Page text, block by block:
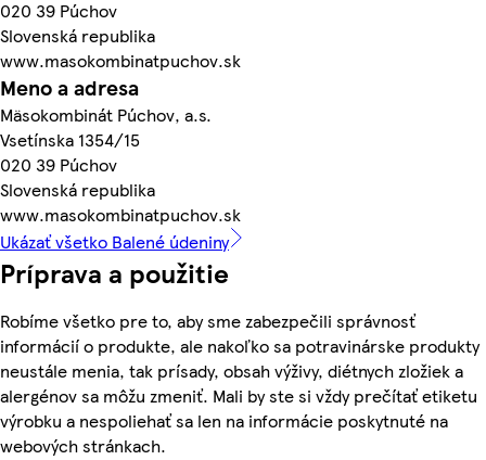
020 39 Púchov
Slovenská republika
www.masokombinatpuchov.sk
Meno a adresa
Mäsokombinát Púchov, a.s.
Vsetínska 1354/15
020 39 Púchov
Slovenská republika
www.masokombinatpuchov.sk
Ukázať všetko Balené údeniny
Príprava a použitie
Robíme všetko pre to, aby sme zabezpečili správnosť
informácií o produkte, ale nakoľko sa potravinárske produkty
neustále menia, tak prísady, obsah výživy, diétnych zložiek a
alergénov sa môžu zmeniť. Mali by ste si vždy prečítať etiketu
výrobku a nespoliehať sa len na informácie poskytnuté na
webových stránkach.